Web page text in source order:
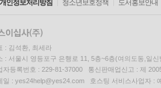
개인정보처리방침 청소년보호정책 도서홍보안내
: 김석환, 최세라
: 서울시 영등포구 은행로 11, 5층~6층(여의도동,일신
자등록번호 : 229-81-37000 통신판매업신고 : 제
일 : yes24help@yes24.com 호스팅 서비스사업자 :